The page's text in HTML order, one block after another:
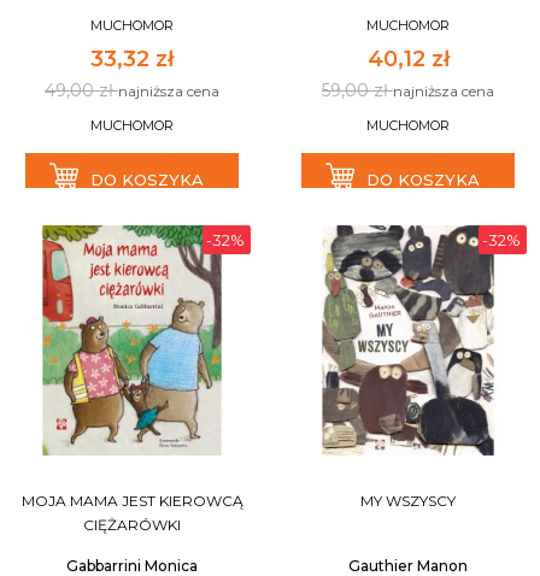
MUCHOMOR
33,32 zł
49,00 złnajniższa cena
MUCHOMOR
DO KOSZYKA
MUCHOMOR
40,12 zł
59,00 złnajniższa cena
MUCHOMOR
DO KOSZYKA
-32%
MOJA MAMA JEST KIEROWCĄ
CIĘŻARÓWKI
Gabbarrini Monica
-32%
MY WSZYSCY
Gauthier Manon